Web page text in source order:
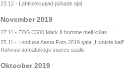
23.12 - Lahtiolekuajad pühade ajal
November 2019
27.11 - EOS C500 Mark II homme meil külas
25.11 - Looduse Aasta Foto 2019 gala „Huntide ball“
Rahvusraamatukogu suures saalis
Oktoober 2019